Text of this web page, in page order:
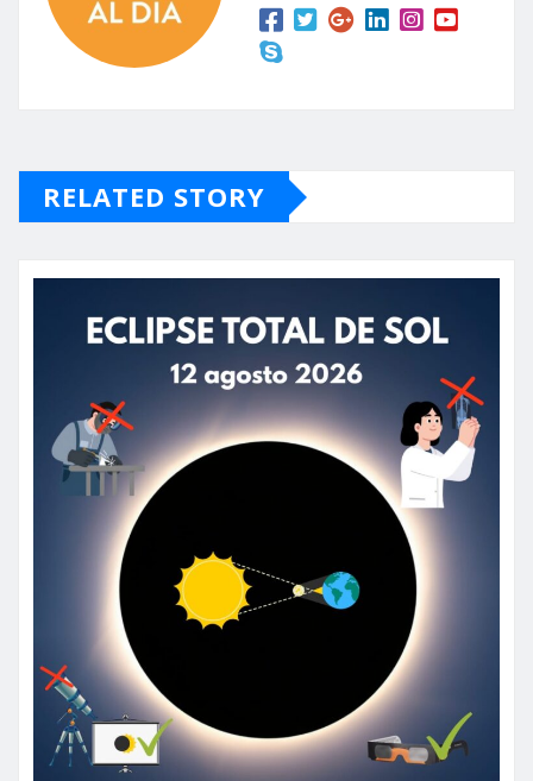
RELATED STORY